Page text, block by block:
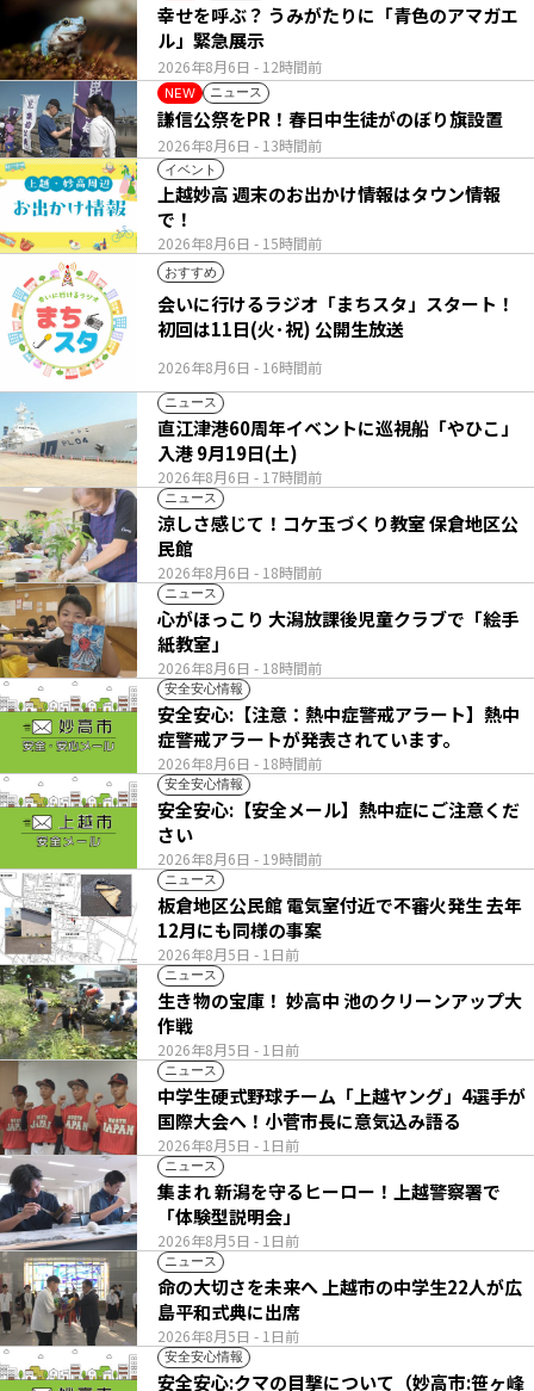
2026年8月6日 - 12時間前
幸せを呼ぶ？ うみがたりに「青色のアマガエ
ル」緊急展示
NEW ニュース
2026年8月6日 - 13時間前
謙信公祭をPR！春日中生徒がのぼり旗設置
イベント
2026年8月6日 - 15時間前
上越妙高 週末のお出かけ情報はタウン情報
で！
おすすめ
2026年8月6日 - 16時間前
会いに行けるラジオ「まちスタ」スタート！
初回は11日(火･祝) 公開生放送
ニュース
2026年8月6日 - 17時間前
直江津港60周年イベントに巡視船「やひこ」
入港 9月19日(土)
ニュース
2026年8月6日 - 18時間前
涼しさ感じて！コケ玉づくり教室 保倉地区公
民館
ニュース
2026年8月6日 - 18時間前
心がほっこり 大潟放課後児童クラブで「絵手
紙教室」
安全安心情報
2026年8月6日 - 18時間前
安全安心:【注意：熱中症警戒アラート】熱中
症警戒アラートが発表されています。
安全安心情報
2026年8月6日 - 19時間前
安全安心:【安全メール】熱中症にご注意くだ
さい
ニュース
2026年8月5日 - 1日前
板倉地区公民館 電気室付近で不審火発生 去年
12月にも同様の事案
ニュース
2026年8月5日 - 1日前
生き物の宝庫！ 妙高中 池のクリーンアップ大
作戦
ニュース
2026年8月5日 - 1日前
中学生硬式野球チーム「上越ヤング」4選手が
国際大会へ！小菅市長に意気込み語る
ニュース
2026年8月5日 - 1日前
集まれ 新潟を守るヒーロー！上越警察署で
「体験型説明会」
ニュース
2026年8月5日 - 1日前
命の大切さを未来へ 上越市の中学生22人が広
島平和式典に出席
安全安心情報
安全安心:クマの目撃について（妙高市:笹ヶ峰